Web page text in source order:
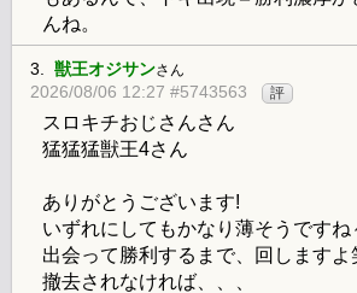
んね。
3. 獣王オジサンさん
2026/08/06 12:27 #5743563 評
スロキチおじさんさん
猛猛猛獣王4さん
ありがとうございます!
いずれにしてもかなり薄そうですね
出会って勝利するまで、回しますよ
撤去されなければ、、、